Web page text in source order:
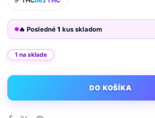
🔥 Posledné1 kus skladom
1 na sklade
DO KOŠÍKA